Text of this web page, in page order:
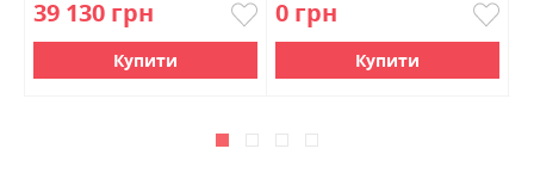
39 130 грн
Купити
0 грн
Купити